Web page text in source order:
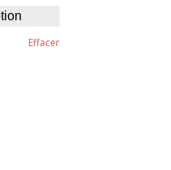
Effacer